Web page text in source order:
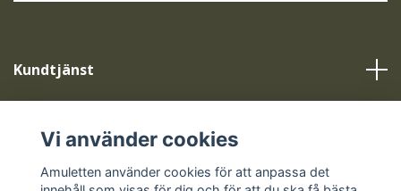
Kundtjänst
Sociala medier
Vi använder cookies
Amuletten använder cookies för att anpassa det